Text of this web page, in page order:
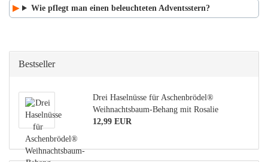
Wie pflegt man einen beleuchteten Adventsstern?
Bestseller
Drei Haselnüsse für Aschenbrödel®
Weihnachtsbaum-Behang mit Rosalie
12,99 EUR